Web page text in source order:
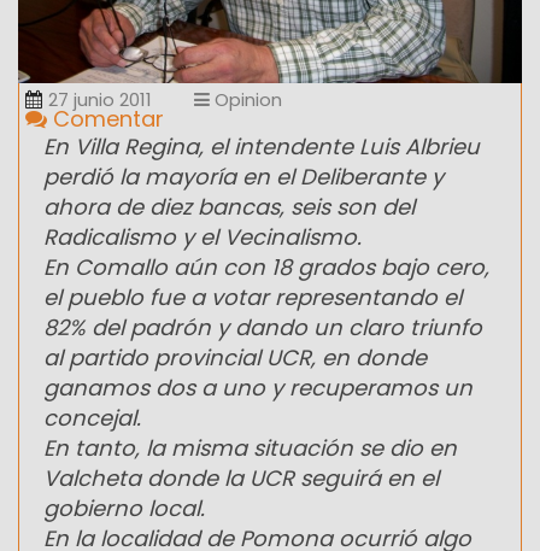
27 junio 2011 Opinion
Comentar
En Villa Regina, el intendente Luis Albrieu
perdió la mayoría en el Deliberante y
ahora de diez bancas, seis son del
Radicalismo y el Vecinalismo.
En Comallo aún con 18 grados bajo cero,
el pueblo fue a votar representando el
82% del padrón y dando un claro triunfo
al partido provincial UCR, en donde
ganamos dos a uno y recuperamos un
concejal.
En tanto, la misma situación se dio en
Valcheta donde la UCR seguirá en el
gobierno local.
En la localidad de Pomona ocurrió algo